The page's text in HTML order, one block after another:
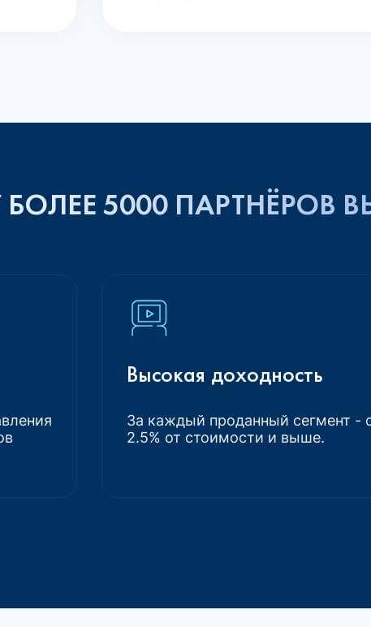
5000 ПАРТНЁРОВ
Высокая доходность
За каждый проданный сегмент -
2.5% от стоимости и выше.